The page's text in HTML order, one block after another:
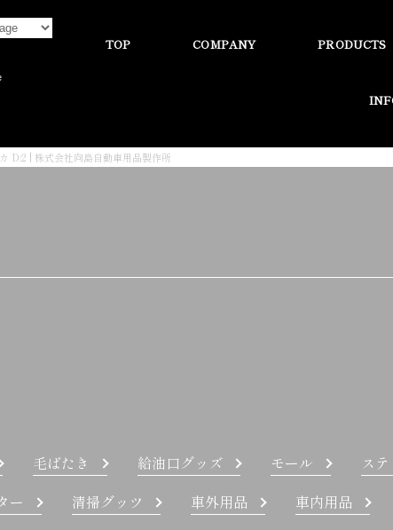
TOP COMPANY PRODUCTS
D:2 | 株式会社向島自動車用品製作所
毛ばたき 給油口グッズ モール
ス
ー 清掃グッツ 車外用品 車内用品